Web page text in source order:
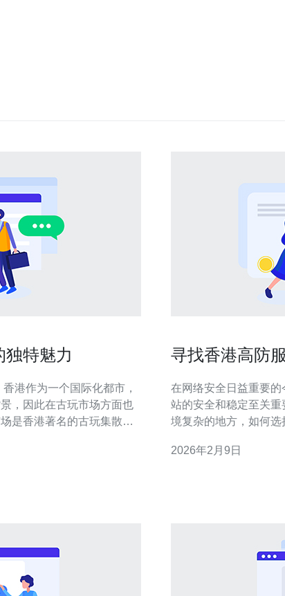
独特魅力
，因此在古玩市场方面也
是香港著名的古玩集散
寻找香港高防
在网络安全日益重要
站的安全和稳定至关
境复杂的地方，如何
想的香港高防服务器。 下面是详细的步骤指南，帮助你在
2026年2月9日